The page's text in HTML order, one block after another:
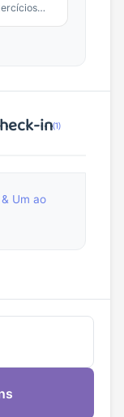
in(1)
Um ao